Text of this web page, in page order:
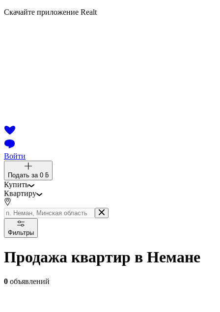
Скачайте приложение Realt
Войти
Подать за 0 ƃ
Купить
Квартиру
Фильтры
Продажа квартир в Немане
0 объявлений